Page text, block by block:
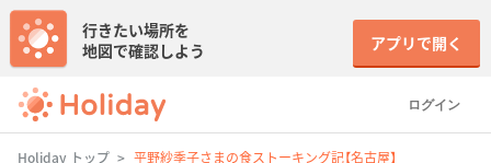
ログイン
行きたい場所を
地図で確認しよう
アプリで開く
Holiday トップ 平野紗季子さまの食ストーキング記【名古屋】